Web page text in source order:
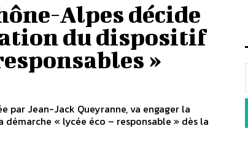
Alpes décide
du dispositif
»
par Jean-Jack Queyranne, va engager la
« lycée éco – responsable » dès la